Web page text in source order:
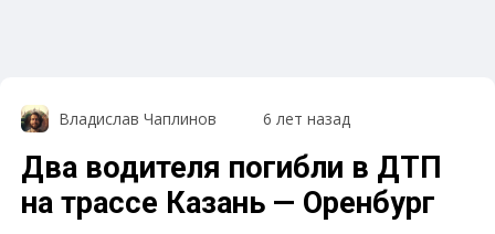
Владислав Чаплинов 6 лет назад
Два водителя погибли в ДТП
на трассе Казань — Оренбург